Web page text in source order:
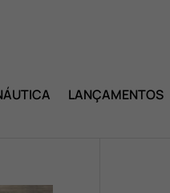
LANÇAMENTOS